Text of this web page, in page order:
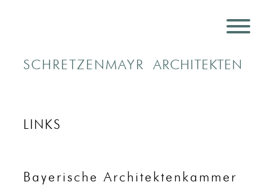
SCHRETZENMAYR ARCHITEKTEN
LINKS
Bayerische Architektenkammer